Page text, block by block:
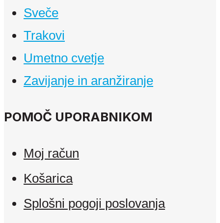
Sveče
Trakovi
Umetno cvetje
Zavijanje in aranžiranje
POMOČ UPORABNIKOM
Moj račun
Košarica
Splošni pogoji poslovanja